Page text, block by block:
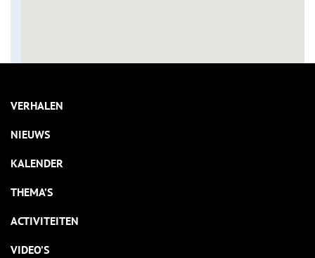
VERHALEN
NIEUWS
KALENDER
THEMA’S
ACTIVITEITEN
VIDEO’S